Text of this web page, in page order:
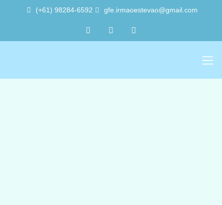
(+61) 98284-6592 gfe.irmaoestevao@gmail.com